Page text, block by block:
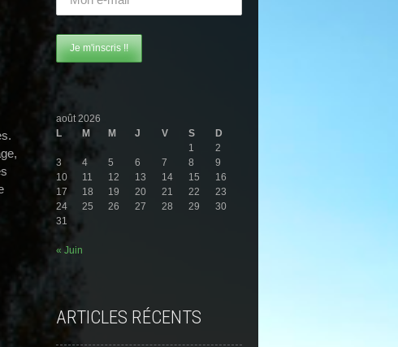
août 2026
L
M M J V S
D
1
2
3
4 5 6 7 8
9
10
11 12 13 14 15
16
17
18 19 20 21 22
23
24
25 26 27 28 29
30
31
« Juin
ARTICLES RÉCENTS